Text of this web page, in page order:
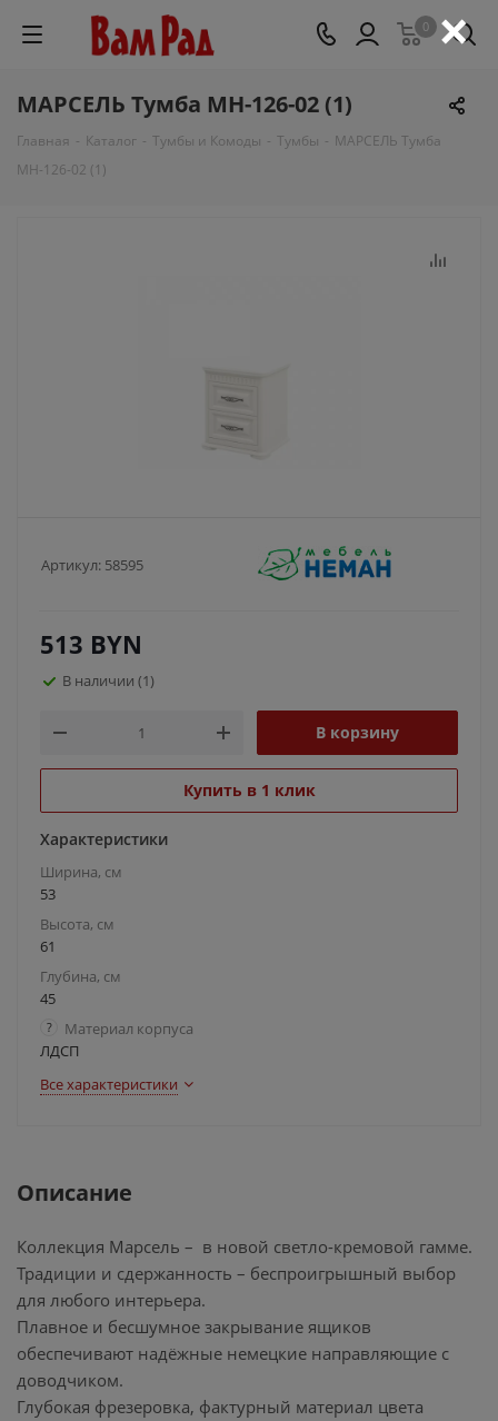
0
МАРСЕЛЬ Тумба МН-126-02 (1)
Главная - Каталог - Тумбы и Комоды - Тумбы - МАРСЕЛЬ Тумба
МН-126-02 (1)
Артикул: 58595
513 BYN
В наличии (1)
В корзину
Купить в 1 клик
Характеристики
Ширина, см
53
Высота, см
61
Глубина, см
45
?
Материал корпуса
ЛДСП
Все характеристики
Описание
Коллекция Марсель – в новой светло-кремовой гамме.
Традиции и сдержанность – беспроигрышный выбор
для любого интерьера.
Плавное и бесшумное закрывание ящиков
обеспечивают надёжные немецкие направляющие с
доводчиком.
Глубокая фрезеровка, фактурный материал цвета
×